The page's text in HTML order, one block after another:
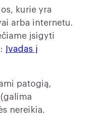
kurie yra
arba internetu.
įsigyti
Įvadas į
patogią,
nereikia.